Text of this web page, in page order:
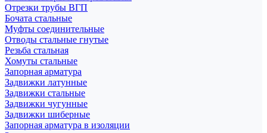
Отрезки трубы ВГП
Бочата стальные
Муфты соединительные
Отводы стальные гнутые
Резьба стальная
Хомуты стальные
Запорная арматура
Задвижки латунные
Задвижки стальные
Задвижки чугунные
Задвижки шиберные
Запорная арматура в изоляции